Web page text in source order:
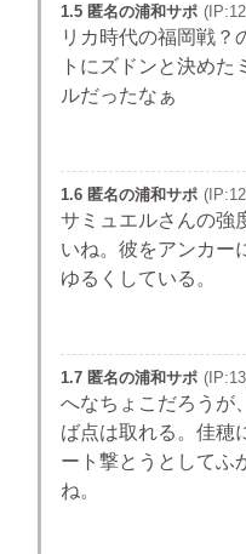
1.5 匿名の浦和サポ
リカ時代の福岡戦？
トにズドンと決め
ルだったなぁ
1.6 匿名の浦和サポ
サミュエルさんの強
いね。彼をアンカー
ゆるくしている。
1.7 匿名の浦和サポ
へなちょこだろうが
ば点は取れる。佳穂
ート撃とうとしてふ
ね。